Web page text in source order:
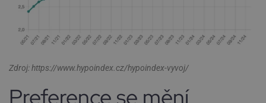
Zdroj: https://www.hypoindex.cz/hypoindex-vyvoj/
Preference se mění